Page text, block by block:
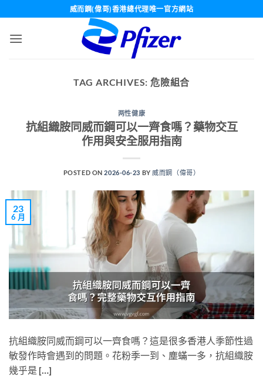
content
威而鋼(偉哥)香港總代理唯一官方網站
TAG ARCHIVES: 危險組合
两性健康
抗組織胺同威而鋼可以一齊食嗎？藥物交互
作用與安全服用指南
POSTED ON2026-06-23 BY 威而鋼（偉哥）
23
6 月
抗組織胺同威而鋼可以一齊食嗎？這是很多香港人季節性過
敏發作時會遇到的問題。花粉季一到、塵蟎一多，抗組織胺
幾乎是 […]